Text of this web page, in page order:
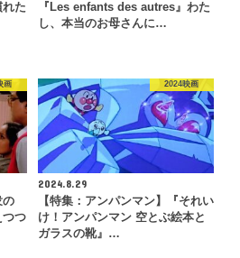
れた
『Les enfants des autres』わた
し、本当のお母さんに…
画
の
つつ
2024映画
2024.8.29
【特集：アンパンマン】『それい
け！アンパンマン 空とぶ絵本と
ガラスの靴』…